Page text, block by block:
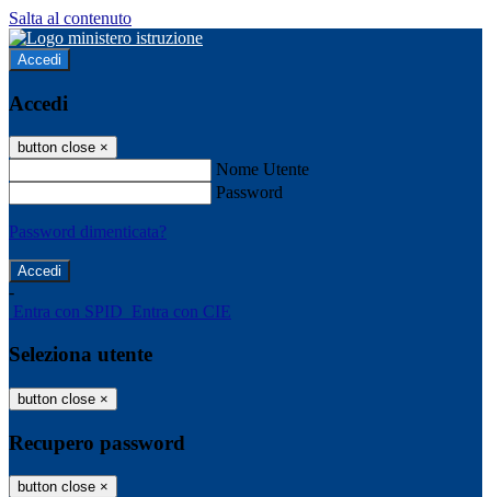
Salta al contenuto
Accedi
Accedi
button close ×
Nome Utente
Password
Password dimenticata?
-
Entra con SPID Entra con CIE
Seleziona utente
button close ×
Recupero password
button close ×